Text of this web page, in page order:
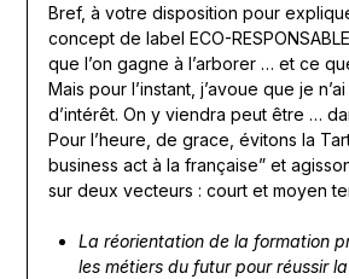
Bref, à votre disposition pour
concept de label ECO-
que l’on gagne à l’arborer … et ce
Mais pour l’instant, j’avoue que je
d’intérêt. On y viendra peut être …
Pour l’heure, de grace, évitons la
business act à la française” et
sur deux vecteurs : court et moyen
La réorientation de la formation
les métiers du futur pour réussir